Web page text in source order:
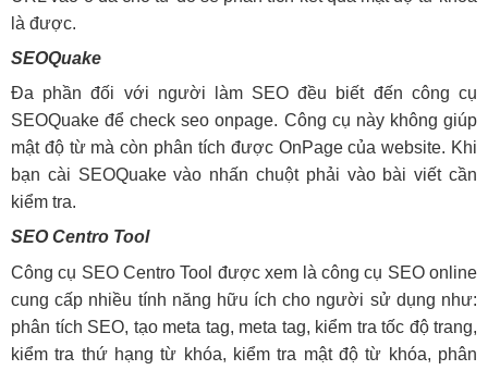
là được.
SEOQuake
Đa phần đối với người làm SEO đều biết đến công cụ
SEOQuake để check seo onpage. Công cụ này không giúp
mật độ từ mà còn phân tích được OnPage của website. Khi
bạn cài SEOQuake vào nhấn chuột phải vào bài viết cần
kiểm tra.
SEO Centro Tool
Công cụ SEO Centro Tool được xem là công cụ SEO online
cung cấp nhiều tính năng hữu ích cho người sử dụng như:
phân tích SEO, tạo meta tag, meta tag, kiểm tra tốc độ trang,
kiểm tra thứ hạng từ khóa, kiểm tra mật độ từ khóa, phân